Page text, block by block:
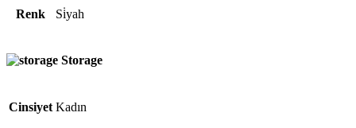
Renk Si̇yah
Storage
Cinsiyet Kadın